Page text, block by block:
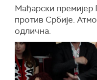
Мађарски премијер
против Србије.
одлична.